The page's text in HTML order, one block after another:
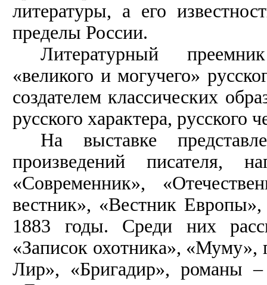
литературы, а его
пределы России.
Литературный
«великого и могучего»
создателем классических
русского характера, русского
На выставке
произведений писателя,
«Современник»,
вестник», «Вестник
1883 годы. Среди них
«Записок охотника», «Муму»,
Лир», «Бригадир», романы